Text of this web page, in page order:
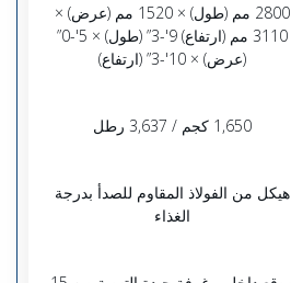
2800 مم (طول) × 1520 مم (عرض) ×
3110 مم (ارتفاع) 9'-3” (طول) × 5'-0”
(عرض) × 10'-3” (ارتفاع)
1,650 كجم / 3,637 رطل
هيكل من الفولاذ المقاوم للصدأ بدرجة
الغذاء